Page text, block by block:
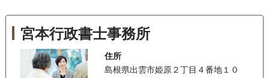
宮本行政書士事務所
住所
島根県出雲市姫原２丁目４番地１０